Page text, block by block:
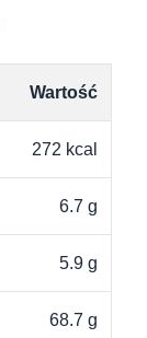
Wartość
272 kcal
6.7 g
5.9 g
68.7 g